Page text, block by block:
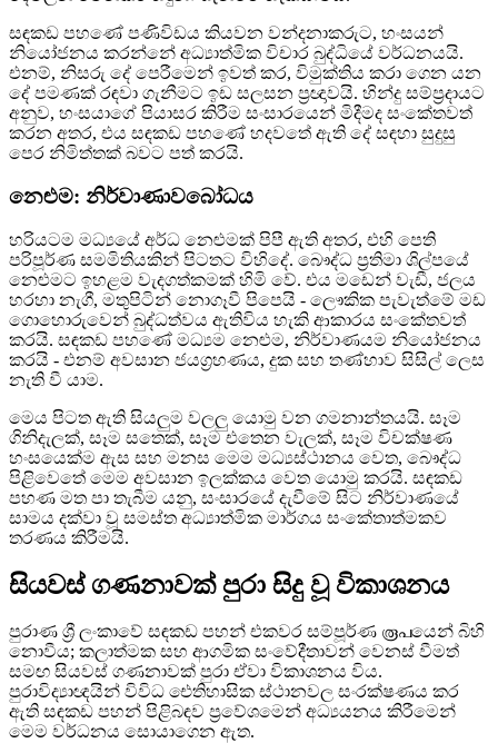
සඳකඩ පහණේ පණිවිඩය කියවන වන්දනාකරුට, හංසයන්
නියෝජනය කරන්නේ අධ්‍යාත්මික විචාර බුද්ධියේ වර්ධනයයි.
එනම්, නිසරු දේ පෙරීමෙන් ඉවත් කර, විමුක්තිය කරා ගෙන යන
දේ පමණක් රඳවා ගැනීමට ඉඩ සලසන ප්‍රඥාවයි. හින්දු සම්ප්‍රදායට
අනුව, හංසයාගේ පියාසර කිරීම සංසාරයෙන් මිදීමද සංකේතවත්
කරන අතර, එය සඳකඩ පහණේ හදවතේ ඇති දේ සඳහා සුදුසු
පෙර නිමිත්තක් බවට පත් කරයි.
නෙළුම: නිර්වාණාවබෝධය
හරියටම මධ්‍යයේ අර්ධ නෙළුමක් පිපී ඇති අතර, එහි පෙති
පරිපූර්ණ සමමිතියකින් පිටතට විහිදේ. බෞද්ධ ප්‍රතිමා ශිල්පයේ
නෙළුමට ඉහළම වැදගත්කමක් හිමි වේ. එය මඩෙන් වැඩී, ජලය
හරහා නැගී, මතුපිටින් නොගෑවී පිපෙයි - ලෞකික පැවැත්මේ මඩ
ගොහොරුවෙන් බුද්ධත්වය ඇතිවිය හැකි ආකාරය සංකේතවත්
කරයි. සඳකඩ පහණේ මධ්‍යම නෙළුම, නිර්වාණයම නියෝජනය
කරයි - එනම් අවසාන ජයග්‍රහණය, දුක සහ තණ්හාව සිසිල් ලෙස
නැති වී යාම.
මෙය පිටත ඇති සියලුම වලලු යොමු වන ගමනාන්තයයි. සෑම
ගිනිදැලක්, සෑම සතෙක්, සෑම එතෙන වැලක්, සෑම විචක්ෂණ
හංසයෙක්ම ඇස සහ මනස මෙම මධ්‍යස්ථානය වෙත, බෞද්ධ
පිළිවෙතේ මෙම අවසාන ඉලක්කය වෙත යොමු කරයි. සඳකඩ
පහණ මත පා තැබීම යනු, සංසාරයේ දැවීමේ සිට නිර්වාණයේ
සාමය දක්වා වූ සමස්ත අධ්‍යාත්මික මාර්ගය සංකේතාත්මකව
තරණය කිරීමයි.
සියවස් ගණනාවක් පුරා සිදු වූ විකාශනය
පුරාණ ශ්‍රී ලංකාවේ සඳකඩ පහන් එකවර සම්පූර්ණ രൂപයෙන් බිහි
නොවීය; කලාත්මක සහ ආගමික සංවේදීතාවන් වෙනස් වීමත්
සමඟ සියවස් ගණනාවක් පුරා ඒවා විකාශනය විය.
පුරාවිද්‍යාඥයින් විවිධ ඓතිහාසික ස්ථානවල සංරක්ෂණය කර
ඇති සඳකඩ පහන් පිළිබඳව ප්‍රවේශමෙන් අධ්‍යයනය කිරීමෙන්
මෙම වර්ධනය සොයාගෙන ඇත.